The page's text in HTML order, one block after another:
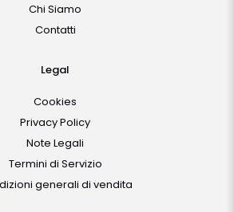
Chi Siamo
Contatti
Legal
Cookies
Privacy Policy
Note Legali
Termini di Servizio
generali di vendita